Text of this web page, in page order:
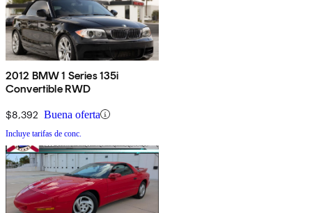
2012 BMW 1 Series 135i
Convertible RWD
$8,392 Buena oferta
Incluye tarifas de conc.